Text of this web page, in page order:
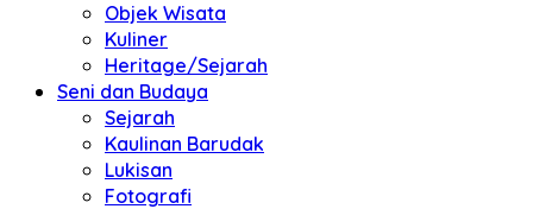
Objek Wisata
Kuliner
Heritage/Sejarah
Seni dan Budaya
Sejarah
Kaulinan Barudak
Lukisan
Fotografi